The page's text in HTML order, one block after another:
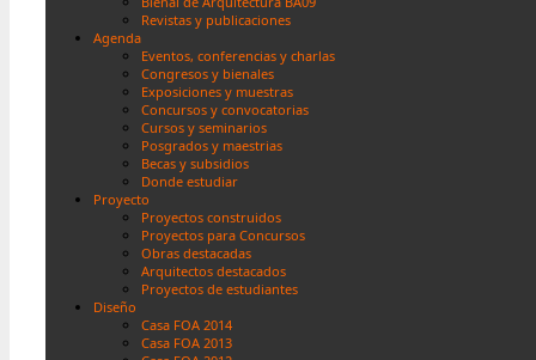
Revistas y publicaciones
Agenda
Eventos, conferencias y charlas
Congresos y bienales
Exposiciones y muestras
Concursos y convocatorias
Cursos y seminarios
Posgrados y maestrias
Becas y subsidios
Donde estudiar
Proyecto
Proyectos construidos
Proyectos para Concursos
Obras destacadas
Arquitectos destacados
Proyectos de estudiantes
Diseño
Casa FOA 2014
Casa FOA 2013